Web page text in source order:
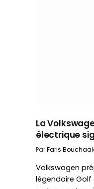
La
électrique
ParFaris
Volkswagen
légendaire Golf